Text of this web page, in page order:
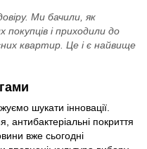
Ми бачили, як
і приходили до
квартир. Це і є найвище
шукати інновації.
антибактеріальні покриття
вже сьогодні